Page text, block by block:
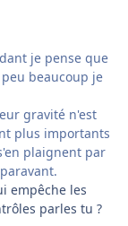
je pense que
beaucoup je
gravité n'est
plus importants
plaignent par
empêche les
parles tu ?